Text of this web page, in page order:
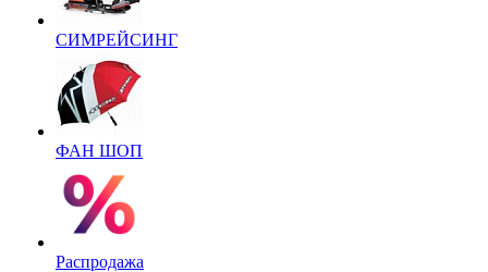
СИМРЕЙСИНГ
ФАН ШОП
Распродажа